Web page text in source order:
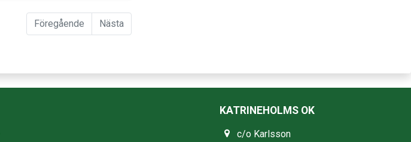
Föregående Nästa
KATRINEHOLMS OK
c/o Karlsson